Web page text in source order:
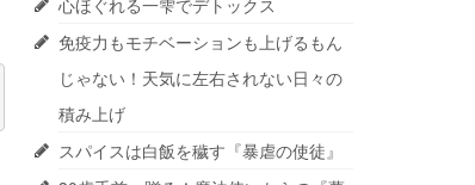
心ほぐれる一雫でデトックス
免疫力もモチベーションも上げるもん
じゃない！天気に左右されない日々の
積み上げ
スパイスは白飯を穢す『暴虐の使徒』